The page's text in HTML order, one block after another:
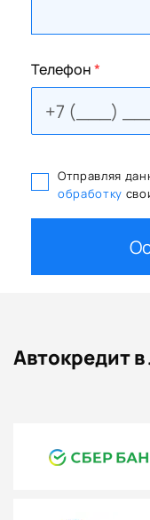
Телефон*
Отправляя
обработку
Автокредит